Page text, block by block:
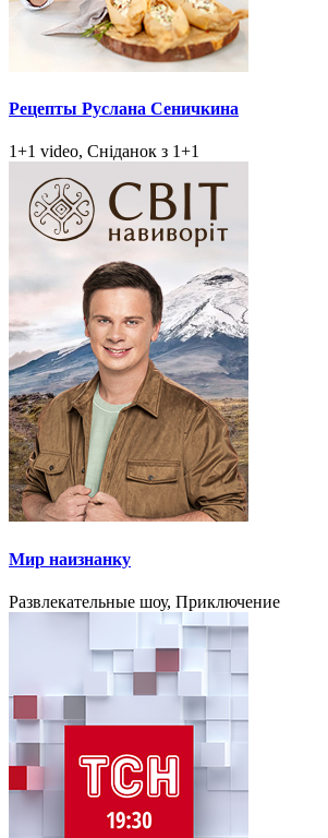
Рецепты Руслана Сеничкина
1+1 video, Сніданок з 1+1
Мир наизнанку
Развлекательные шоу, Приключение